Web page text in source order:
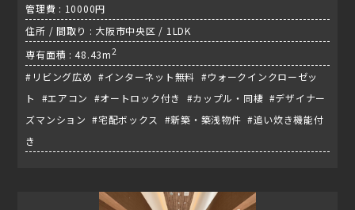
管理費 : 10000円
住所 / 間取り : 大阪市中央区 / 1LDK
専有面積 : 48.43m2
#リビング広め #インターネット無料 #ウォークインクローゼッ
ト #エアコン #オートロック付き #カップル・同棲 #デザイナー
ズマンション #宅配ボックス #新築・築浅物件 #追い炊き機能付
き